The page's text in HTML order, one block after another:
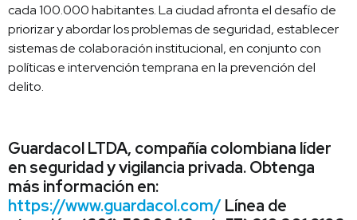
cada 100.000 habitantes. La ciudad afronta el desafío de
priorizar y abordar los problemas de seguridad, establecer
sistemas de colaboración institucional, en conjunto con
políticas e intervención temprana en la prevención del
delito.
Guardacol LTDA, compañía colombiana líder
en seguridad y vigilancia privada. Obtenga
más información en:
https://www.guardacol.com/Línea de